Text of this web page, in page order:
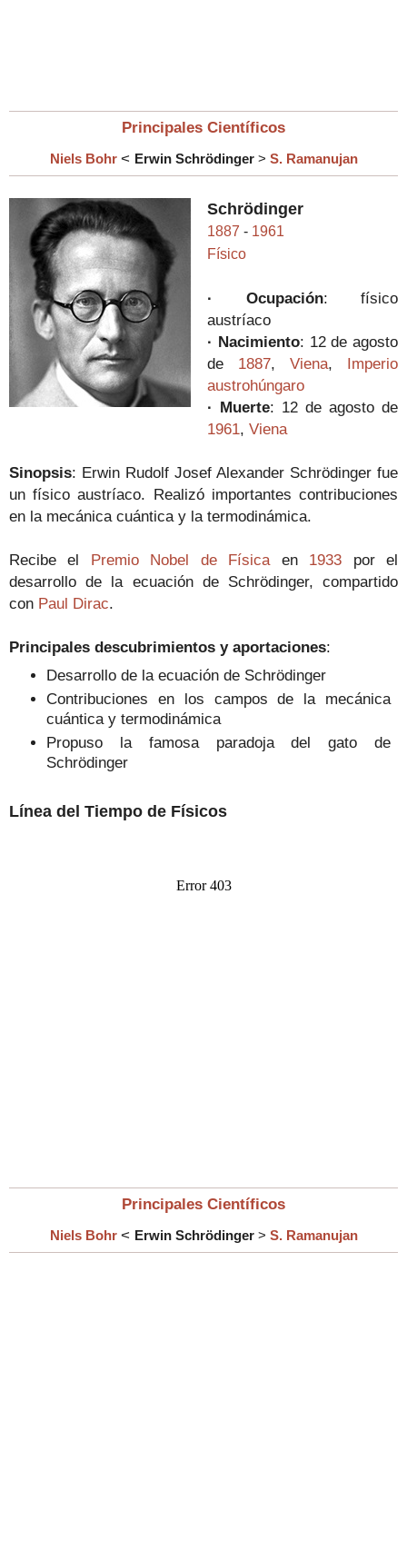
Principales Científicos
Niels Bohr < Erwin Schrödinger > S. Ramanujan
Schrödinger
1887 - 1961
Físico
· Ocupación: físico
austríaco
· Nacimiento: 12 de agosto
de 1887, Viena, Imperio
austrohúngaro
· Muerte: 12 de agosto de
1961, Viena
Sinopsis: Erwin Rudolf Josef Alexander Schrödinger fue
un físico austríaco. Realizó importantes contribuciones
en la mecánica cuántica y la termodinámica.
Recibe el Premio Nobel de Física en 1933 por el
desarrollo de la ecuación de Schrödinger, compartido
con Paul Dirac.
Principales descubrimientos y aportaciones:
Desarrollo de la ecuación de Schrödinger
Contribuciones en los campos de la mecánica
cuántica y termodinámica
Propuso la famosa paradoja del gato de
Schrödinger
Línea del Tiempo de Físicos
Principales Científicos
Niels Bohr < Erwin Schrödinger > S. Ramanujan